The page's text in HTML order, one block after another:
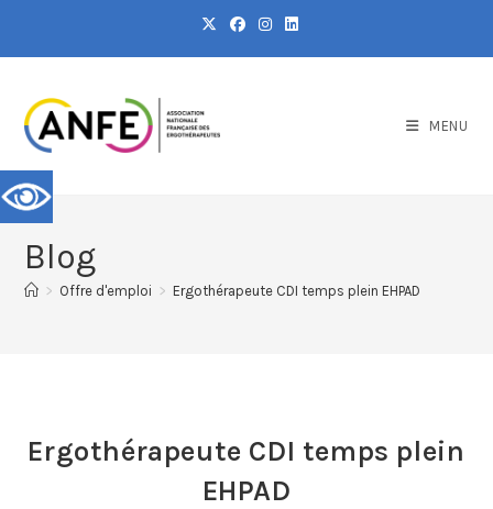
MENU
Blog
> Offre d'emploi > Ergothérapeute CDI temps plein EHPAD
Ergothérapeute CDI temps plein
EHPAD